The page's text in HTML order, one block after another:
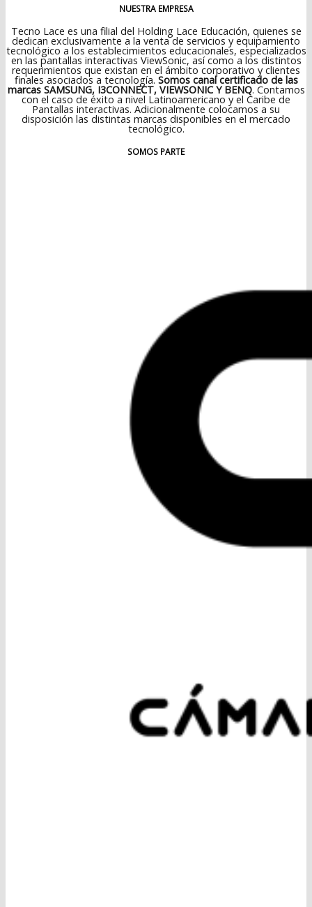
NUESTRA EMPRESA
Tecno Lace es una filial del Holding Lace Educación, quienes se
dedican exclusivamente a la venta de servicios y equipamiento
tecnológico a los establecimientos educacionales, especializados
en las pantallas interactivas ViewSonic, así como a los distintos
requerimientos que existan en el ámbito corporativo y clientes
finales asociados a tecnología. Somos canal certificado de las
marcas SAMSUNG, I3CONNECT, VIEWSONIC Y BENQ. Contamos
con el caso de éxito a nivel Latinoamericano y el Caribe de
Pantallas interactivas. Adicionalmente colocamos a su
disposición las distintas marcas disponibles en el mercado
tecnológico.
SOMOS PARTE